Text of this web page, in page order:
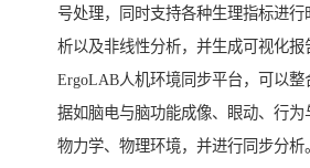
号处理，同时支持各种生理指标进
析以及非线性分析，并生成可视化报
ErgoLAB人机环境同步平台，可以
据如脑电与脑功能成像、眼动、行为
物力学、物理环境，并进行同步分析